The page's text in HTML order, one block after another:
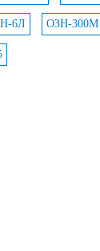
6Л ОЗН-300М